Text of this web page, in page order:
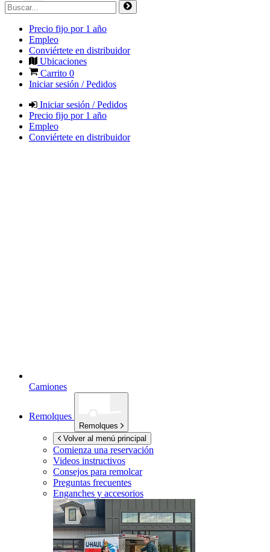
Precio fijo por 1 año
Empleo
Conviértete en distribuidor
Ubicaciones
Carrito 0
Iniciar sesión / Pedidos
Iniciar sesión / Pedidos
Precio fijo por 1 año
Empleo
Conviértete en distribuidor
Camiones
Remolques
Remolques
Volver al menú principal
Comienza una reservación
Videos instructivos
Consejos para remolcar
Preguntas frecuentes
Enganches y accesorios